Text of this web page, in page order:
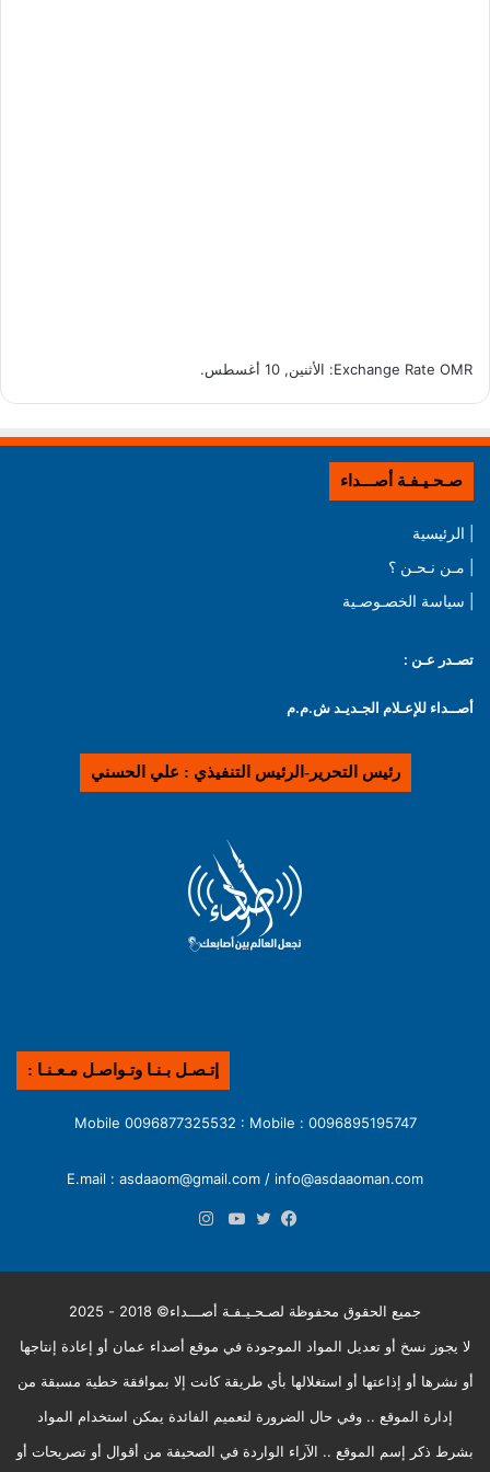
Exchange Rate OMR : الأثنين, 10 أغسطس.
صـحـيـفـة أصـــداء
| الرئيسية
| مـن نـحـن ؟
| سياسة الخصـوصـية
تصـدر عـن :
أصــداء للإعـلام الجـديـد ش.م.م
رئيس التحرير-الرئيس التنفيذي : علي الحسني
إتـصـل بـنـا وتـواصـل مـعـنـا :
0096895195747 : Mobile 0096877325532 : Mobile
E.mail : asdaaom@gmail.com / info@asdaaoman.com
جميع الحقوق محفوظة لصـحـيـفـة أصـــداء© 2018 - 2025
لا يجوز نسخ أو تعديل المواد الموجودة في موقع أصداء عمان أو إعادة إنتاجها
أو نشرها أو إذاعتها أو استغلالها بأي طريقة كانت إلا بموافقة خطية مسبقة من
إدارة الموقع .. وفي حال الضرورة لتعميم الفائدة يمكن استخدام المواد
بشرط ذكر إسم الموقع .. الآراء الواردة في الصحيفة من أقوال أو تصريحات أو